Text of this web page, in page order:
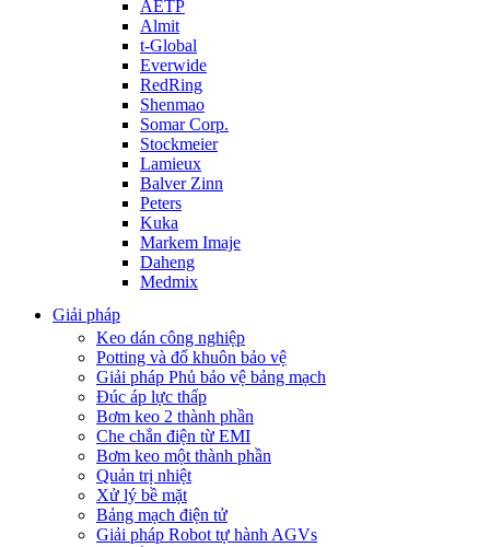
AETP
Almit
t-Global
Everwide
RedRing
Shenmao
Somar Corp.
Stockmeier
Lamieux
Balver Zinn
Peters
Kuka
Markem Imaje
Daheng
Medmix
Giải pháp
Keo dán công nghiệp
Potting và đổ khuôn bảo vệ
Giải pháp Phủ bảo vệ bảng mạch
Đúc áp lực thấp
Bơm keo 2 thành phần
Che chắn điện từ EMI
Bơm keo một thành phần
Quản trị nhiệt
Xử lý bề mặt
Bảng mạch điện tử
Giải pháp Robot tự hành AGVs